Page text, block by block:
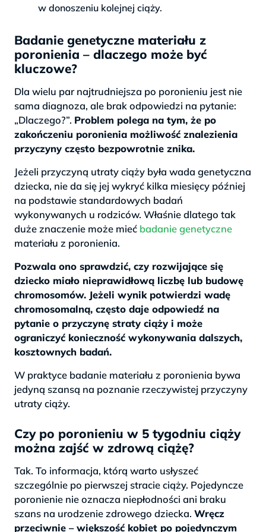
w donoszeniu kolejnej ciąży.
Badanie genetyczne materiału z
poronienia – dlaczego może być
kluczowe?
Dla wielu par najtrudniejsza po poronieniu jest nie
sama diagnoza, ale brak odpowiedzi na pytanie:
„Dlaczego?”. Problem polega na tym, że po
zakończeniu poronienia możliwość znalezienia
przyczyny często bezpowrotnie znika.
Jeżeli przyczyną utraty ciąży była wada genetyczna
dziecka, nie da się jej wykryć kilka miesięcy później
na podstawie standardowych badań
wykonywanych u rodziców. Właśnie dlatego tak
duże znaczenie może mieć badanie genetyczne
materiału z poronienia.
Pozwala ono sprawdzić, czy rozwijające się
dziecko miało nieprawidłową liczbę lub budowę
chromosomów. Jeżeli wynik potwierdzi wadę
chromosomalną, często daje odpowiedź na
pytanie o przyczynę straty ciąży i może
ograniczyć konieczność wykonywania dalszych,
kosztownych badań.
W praktyce badanie materiału z poronienia bywa
jedyną szansą na poznanie rzeczywistej przyczyny
utraty ciąży.
Czy po poronieniu w 5 tygodniu ciąży
można zajść w zdrową ciążę?
Tak. To informacja, którą warto usłyszeć
szczególnie po pierwszej stracie ciąży. Pojedyncze
poronienie nie oznacza niepłodności ani braku
szans na urodzenie zdrowego dziecka. Wręcz
przeciwnie – większość kobiet po pojedynczym